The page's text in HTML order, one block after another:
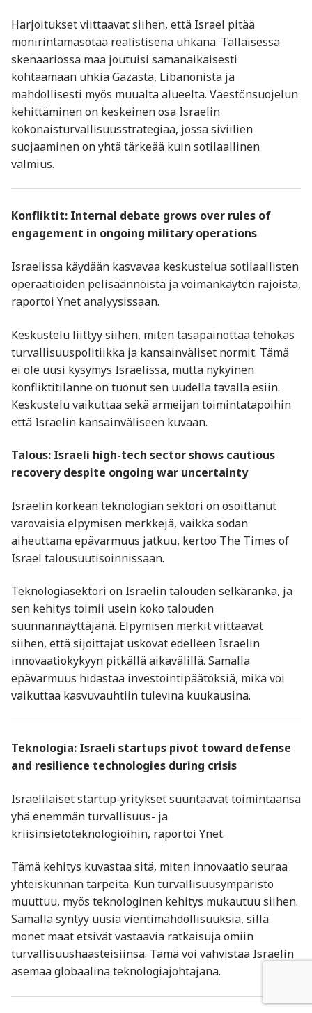
Harjoitukset viittaavat siihen, että Israel pitää
monirintamasotaa realistisena uhkana. Tällaisessa
skenaariossa maa joutuisi samanaikaisesti
kohtaamaan uhkia Gazasta, Libanonista ja
mahdollisesti myös muualta alueelta. Väestönsuojelun
kehittäminen on keskeinen osa Israelin
kokonaisturvallisuusstrategiaa, jossa siviilien
suojaaminen on yhtä tärkeää kuin sotilaallinen
valmius.
Konfliktit: Internal debate grows over rules of
engagement in ongoing military operations
Israelissa käydään kasvavaa keskustelua sotilaallisten
operaatioiden pelisäännöistä ja voimankäytön rajoista,
raportoi Ynet analyysissaan.
Keskustelu liittyy siihen, miten tasapainottaa tehokas
turvallisuuspolitiikka ja kansainväliset normit. Tämä
ei ole uusi kysymys Israelissa, mutta nykyinen
konfliktitilanne on tuonut sen uudella tavalla esiin.
Keskustelu vaikuttaa sekä armeijan toimintatapoihin
että Israelin kansainväliseen kuvaan.
Talous: Israeli high-tech sector shows cautious
recovery despite ongoing war uncertainty
Israelin korkean teknologian sektori on osoittanut
varovaisia elpymisen merkkejä, vaikka sodan
aiheuttama epävarmuus jatkuu, kertoo The Times of
Israel talousuutisoinnissaan.
Teknologiasektori on Israelin talouden selkäranka, ja
sen kehitys toimii usein koko talouden
suunnannäyttäjänä. Elpymisen merkit viittaavat
siihen, että sijoittajat uskovat edelleen Israelin
innovaatiokykyyn pitkällä aikavälillä. Samalla
epävarmuus hidastaa investointipäätöksiä, mikä voi
vaikuttaa kasvuvauhtiin tulevina kuukausina.
Teknologia: Israeli startups pivot toward defense
and resilience technologies during crisis
Israelilaiset startup-yritykset suuntaavat toimintaansa
yhä enemmän turvallisuus- ja
kriisinsietoteknologioihin, raportoi Ynet.
Tämä kehitys kuvastaa sitä, miten innovaatio seuraa
yhteiskunnan tarpeita. Kun turvallisuusympäristö
muuttuu, myös teknologinen kehitys mukautuu siihen.
Samalla syntyy uusia vientimahdollisuuksia, sillä
monet maat etsivät vastaavia ratkaisuja omiin
turvallisuushaasteisiinsa. Tämä voi vahvistaa Israelin
asemaa globaalina teknologiajohtajana.